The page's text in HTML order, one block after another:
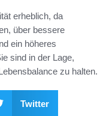
erheblich, da
über bessere
ein höheres
sind in der Lage,
zu halten.
Twitter